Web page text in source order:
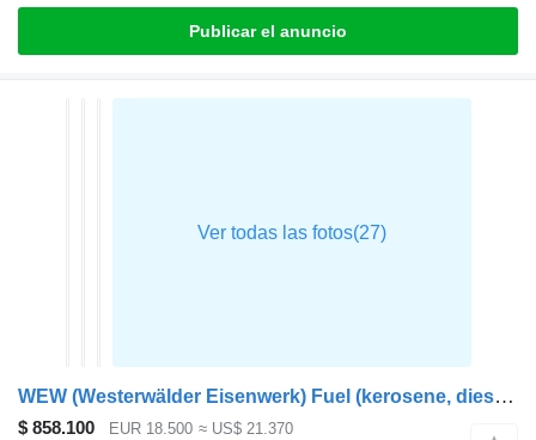
Publicar el anuncio
WEW (Westerwälder Eisenwerk) Fuel (kerosene, diesel) tank contai
$ 858.100 EUR 18.500 ≈ US$ 21.370